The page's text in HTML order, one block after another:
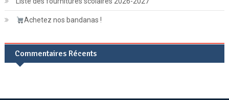
Achetez nos bandanas !
Commentaires Récents